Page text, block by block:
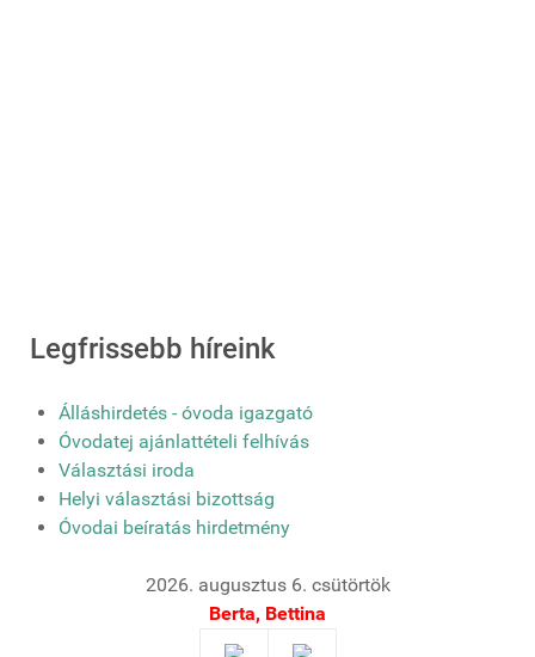
Legfrissebb híreink
Álláshirdetés - óvoda igazgató
Óvodatej ajánlattételi felhívás
Választási iroda
Helyi választási bizottság
Óvodai beíratás hirdetmény
2026. augusztus 6. csütörtök
Berta, Bettina